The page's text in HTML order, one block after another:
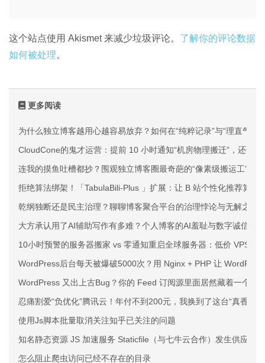
这个站点使用 Akismet 来减少垃圾评论。 了解你的评论数据
如何被处理。
更多阅读
为什么独立博客越用心越容易放弃？如何在“纯粹记录”与“理直气壮
CloudCone的鬼才运营：提前 10 小时通知“机房物理搬迁”，还说
连我的摸鱼吐槽都抄？围观独立博客圈最奇葩的“像素级搬运工”
拒绝算法绑架！「TabulaBili-Plus 」扩展：让 B 站个性化推荐算法
乾纲独断还是民主治理？聊聊博客聚合平台的治理悖论与无解之痛
大方承认用了AI辅助写作有多难？个人博客的AI羞耻与数字诚信
10小时预警的服务器搬家 vs 零通知重启全球服务器：低价 VPS 界
WordPress后台每天被爆破5000次？用 Nginx + PHP 让
WordPress 又出上古Bug？你的 Feed 订阅源里面居然藏着一个博
忍痛割爱“负优化”腾讯云！年付不到200元，我换到了这台“真香”的
使用Js脚本批量取消关注知乎已关注的问题
知名静态资源 JS 加速服务 Staticfile（与七牛云合作）发生供应链
怎么阻止爬虫访问已经不存在的目录